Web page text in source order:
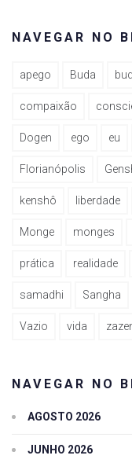
NAVEGAR NO
apego Buda
compaixão
Dogen ego eu
Florianópolis
kenshô liberdade
Monge monges
prática realidade
samadhi Sangha
Vazio vida
NAVEGAR NO
AGOSTO 2026
JUNHO 2026